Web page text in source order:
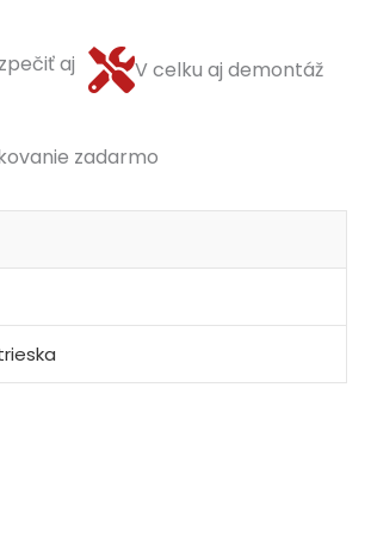
aj
V celku aj demontáž
zadarmo